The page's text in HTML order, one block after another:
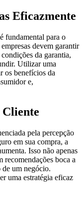
Eficazmente
fundamental para o
devem garantir
da garantia,
Utilizar uma
os benefícios da
e,
pela percepção
em sua compra, a
Isso não apenas
recomendações boca a
de um negócio.
uma estratégia eficaz